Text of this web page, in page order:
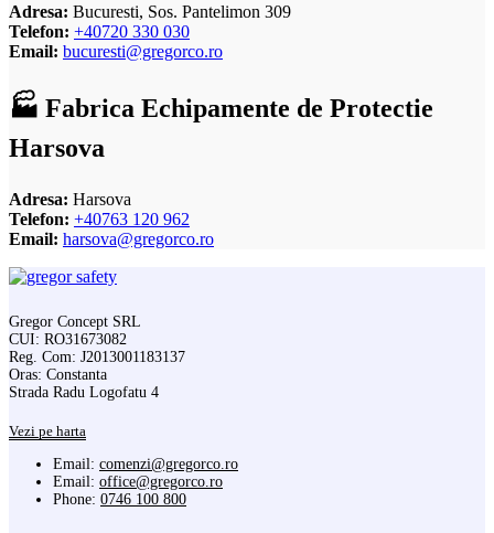
Adresa: Bucuresti, Sos. Pantelimon 309
Telefon: +40720 330 030
Email: bucuresti@gregorco.ro
🏭 Fabrica Echipamente de Protectie
Harsova
Adresa: Harsova
Telefon: +40763 120 962
Email: harsova@gregorco.ro
Gregor Concept SRL
CUI: RO31673082
Reg. Com: J2013001183137
Oras: Constanta
Strada Radu Logofatu 4
Vezi pe harta
Email: comenzi@gregorco.ro
Email: office@gregorco.ro
Phone: 0746 100 800